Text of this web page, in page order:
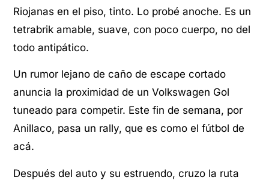
Riojanas en el piso, tinto. Lo probé anoche. Es un
tetrabrik amable, suave, con poco cuerpo, no del
todo antipático.
Un rumor lejano de caño de escape cortado
anuncia la proximidad de un Volkswagen Gol
tuneado para competir. Este fin de semana, por
Anillaco, pasa un rally, que es como el fútbol de
acá.
Después del auto y su estruendo, cruzo la ruta